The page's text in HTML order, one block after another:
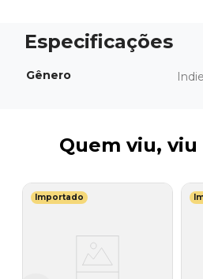
Gênero
Quem viu,
Importado